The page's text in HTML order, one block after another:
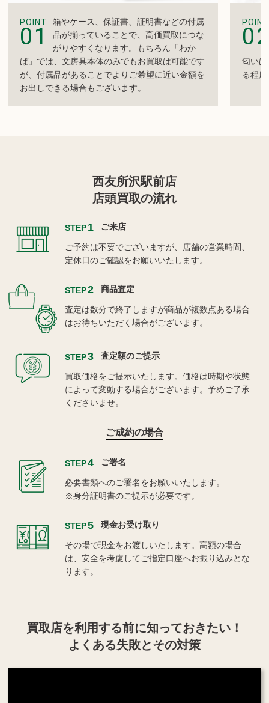
POINT
01
箱やケース、保証書、証明書などの付属
品が揃っていることで、高価買取につな
がりやすくなります。もちろん「わか
ば」では、文房具本体のみでもお買取は可能です
が、付属品があることでよりご希望に近い金額を
お出しできる場合もございます。
POINT
匂い
る程
西友所沢駅前店
店頭買取の流れ
STEP1 ご来店
ご予約は不要でございますが、店舗の営業時間、
定休日のご確認をお願いいたします。
STEP2 商品査定
査定は数分で終了しますが商品が複数点ある場合
はお待ちいただく場合がございます。
STEP3 査定額のご提示
買取価格をご提示いたします。価格は時期や状態
によって変動する場合がございます。予めご了承
くださいませ。
ご成約の場合
STEP4 ご署名
必要書類へのご署名をお願いいたします。
※身分証明書のご提示が必要です。
STEP5 現金お受け取り
その場で現金をお渡しいたします。高額の場合
は、安全を考慮してご指定口座へお振り込みとな
ります。
買取店を利用する前に知っておきたい！
よくある失敗とその対策